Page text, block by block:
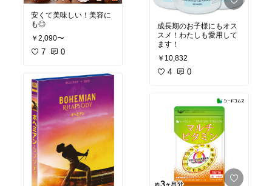
安くて美味しい！美容に
も◎
￥2,090〜
7 0
成長期のお子様にもオス
スメ！わたしも愛用して
ます！
￥10,832
4 0